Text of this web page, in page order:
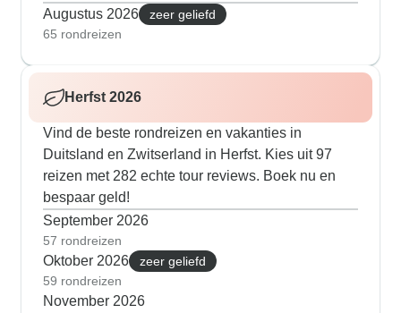
Augustus 2026
zeer geliefd
65 rondreizen
Herfst 2026
Vind de beste rondreizen en vakanties in
Duitsland en Zwitserland in Herfst. Kies uit 97
reizen met 282 echte tour reviews. Boek nu en
bespaar geld!
September 2026
57 rondreizen
Oktober 2026
zeer geliefd
59 rondreizen
November 2026